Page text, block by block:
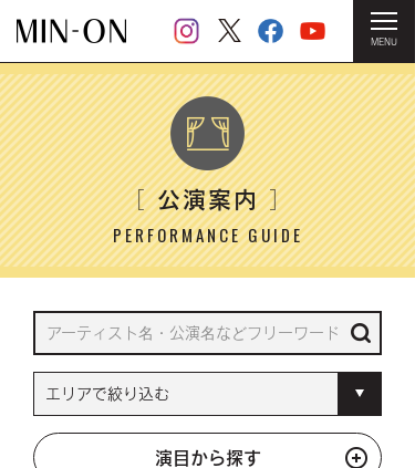
MENU
HOME ＞ 公演案内
［公演案内］
PERFORMANCE GUIDE
演目から探す